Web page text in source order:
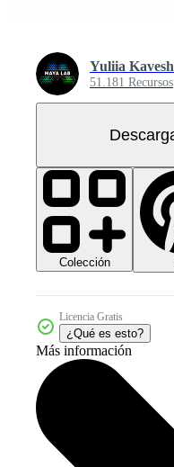
Yuliia
51.181 Recursos
Colección
Licencia Gratis
¿Qué es esto?
Más información